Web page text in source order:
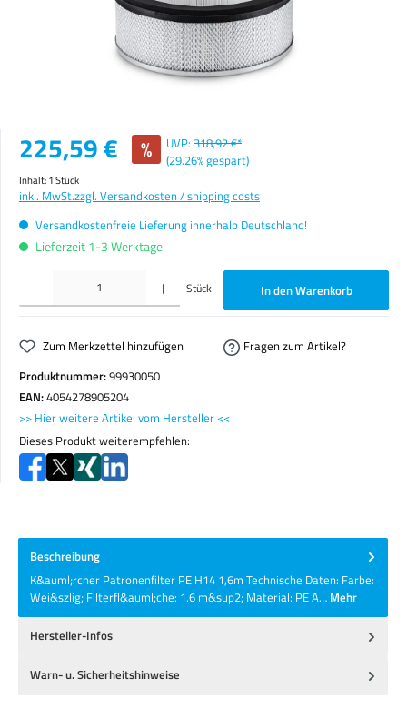
Verkaufspreis:
225,59 € % UVP: 318,92 €*
(29.26% gespart)
Inhalt:1 Stück
inkl. MwSt.zzgl. Versandkosten / shipping costs
Versandkostenfreie Lieferung innerhalb Deutschland!
Lieferzeit 1-3 Werktage
Produkt Anzahl: Gib den gewünschten Wert ein oder benutze die Schaltflächen um die Anzahl zu
Stück In den Warenkorb
Zum Merkzettel hinzufügen
Fragen zum Artikel?
Produktnummer:99930050
EAN:4054278905204
>> Hier weitere Artikel vom Hersteller <<
Dieses Produkt weiterempfehlen:
Beschreibung
K&auml;rcher Patronenfilter PE H14 1,6m Technische Daten: Farbe:
Wei&szlig; Filterfl&auml;che: 1.6 m&sup2; Material: PE A… Mehr
Hersteller-Infos
Warn- u. Sicherheitshinweise